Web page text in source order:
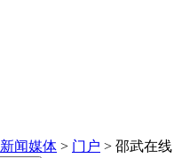
新闻媒体 > 门户 > 邵武在线